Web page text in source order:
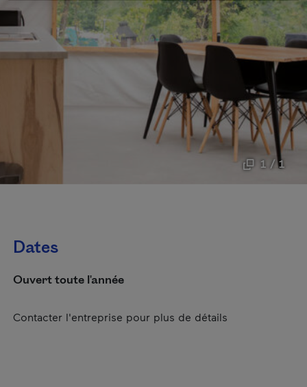
1 / 1
Dates
Ouvert toute l'année
Contacter l'entreprise pour plus de détails